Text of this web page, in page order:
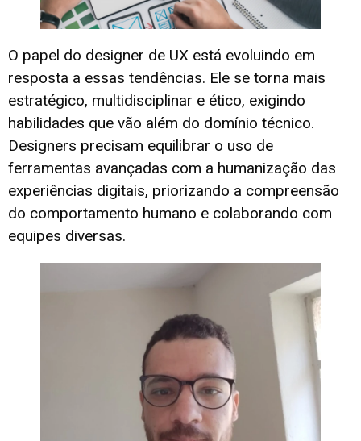
O papel do designer de UX está evoluindo em
resposta a essas tendências. Ele se torna mais
estratégico, multidisciplinar e ético, exigindo
habilidades que vão além do domínio técnico.
Designers precisam equilibrar o uso de
ferramentas avançadas com a humanização das
experiências digitais, priorizando a compreensão
do comportamento humano e colaborando com
equipes diversas.